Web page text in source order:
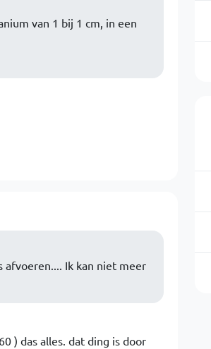
van 1 bij 1 cm, in een
afvoeren.... Ik kan niet meer
) das alles. dat ding is door